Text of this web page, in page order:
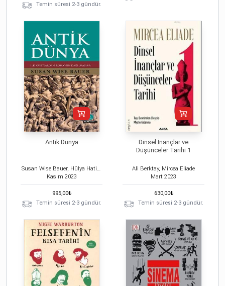
Temin süresi 2-3 gündür.
Antik Dünya
Susan Wise Bauer, Hülya Hatipoğlu
Kasım 2023
995,00₺
Temin süresi 2-3 gündür.
Dinsel İnançlar ve
Düşünceler Tarihi 1
Ali Berktay, Mircea Eliade
Mart 2023
630,00₺
Temin süresi 2-3 gündür.